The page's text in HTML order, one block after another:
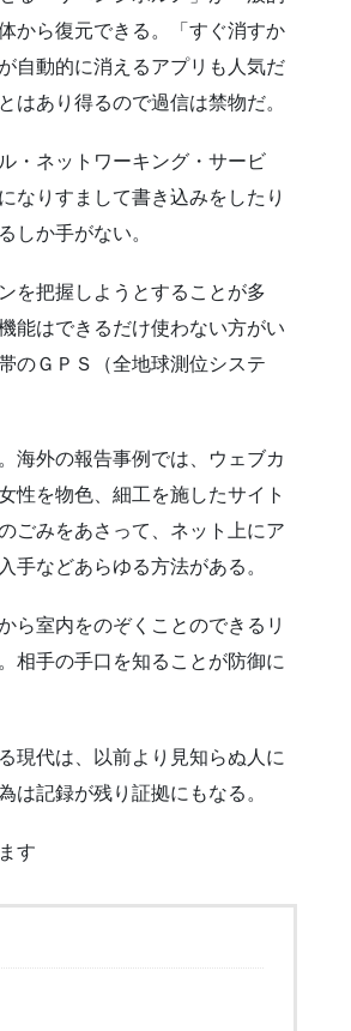
から復元できる。「すぐ消すか
自動的に消えるアプリも人気だ
はあり得るので過信は禁物だ。
・ネットワーキング・サービ
なりすまして書き込みをしたり
しか手がない。
を把握しようとすることが多
能はできるだけ使わない方がい
のＧＰＳ（全地球測位システ
海外の報告事例では、ウェブカ
性を物色、細工を施したサイト
ごみをあさって、ネット上にア
手などあらゆる方法がある。
ら室内をのぞくことのできるリ
相手の手口を知ることが防御に
現代は、以前より見知らぬ人に
は記録が残り証拠にもなる。
す